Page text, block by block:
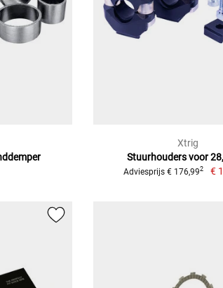
Xtrig
Stuurhouders voor
Adviesprijs € 176,992 €